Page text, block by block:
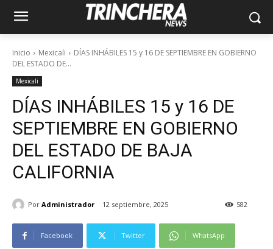
Inicio Mexicali
DÍAS INHÁBILES 15 y 16 DE SEPTIEMBRE EN GOBIERNO
DEL ESTADO DE...
Mexicali
DÍAS INHÁBILES 15 y 16 DE
SEPTIEMBRE EN GOBIERNO
DEL ESTADO DE BAJA
CALIFORNIA
Por Administrador 12 septiembre, 2025 582
Facebook Twitter WhatsApp